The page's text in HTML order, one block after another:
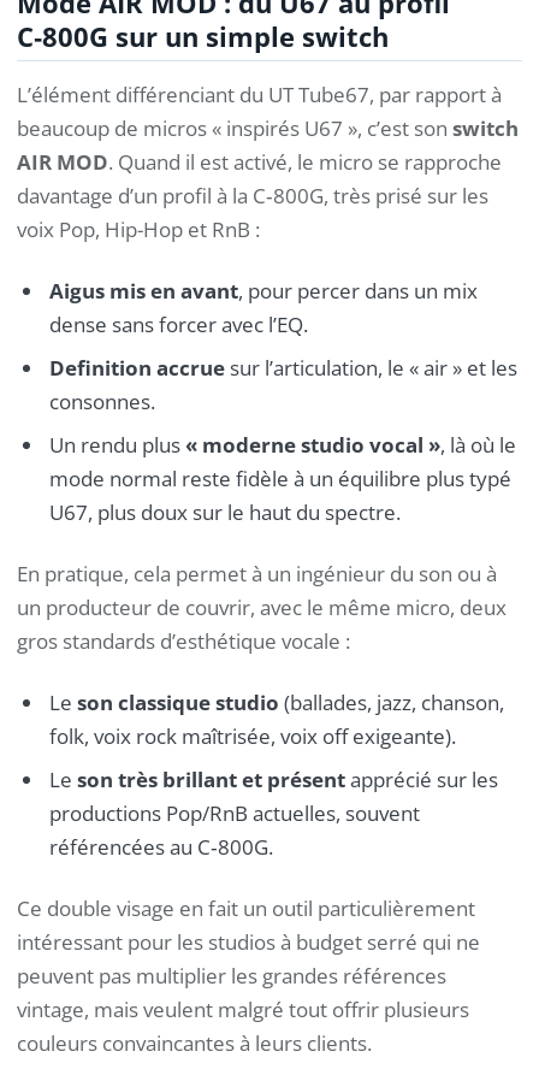
C‑800G sur un simple switch
L’élément différenciant du UT Tube67, par rapport à
beaucoup de micros « inspirés U67 », c’est son switch
AIR MOD. Quand il est activé, le micro se rapproche
davantage d’un profil à la C‑800G, très prisé sur les
voix Pop, Hip-Hop et RnB :
Aigus mis en avant, pour percer dans un mix
dense sans forcer avec l’EQ.
Definition accruesur l’articulation, le « air » et les
consonnes.
Un rendu plus « moderne studio vocal », là où le
mode normal reste fidèle à un équilibre plus typé
U67, plus doux sur le haut du spectre.
En pratique, cela permet à un ingénieur du son ou à
un producteur de couvrir, avec le même micro, deux
gros standards d’esthétique vocale :
Le son classique studio (ballades, jazz, chanson,
folk, voix rock maîtrisée, voix off exigeante).
Le son très brillant et présentapprécié sur les
productions Pop/RnB actuelles, souvent
référencées au C‑800G.
Ce double visage en fait un outil particulièrement
intéressant pour les studios à budget serré qui ne
peuvent pas multiplier les grandes références
vintage, mais veulent malgré tout offrir plusieurs
couleurs convaincantes à leurs clients.